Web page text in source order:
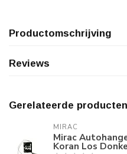
Productomschrijving
Reviews
Gerelateerde producten
MIRAC
Mirac
Koran Los